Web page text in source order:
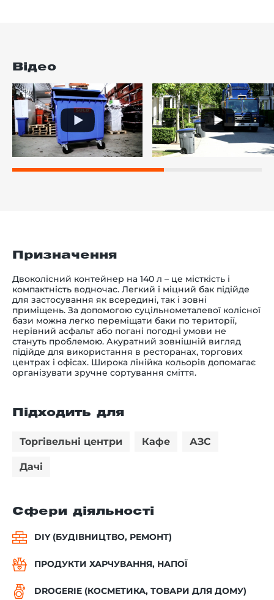
Відео
Призначення
Двоколісний контейнер на 140 л – це місткість і
компактність водночас. Легкий і міцний бак підійде
для застосування як всередині, так і зовні
приміщень. За допомогою суцільнометалевої колісної
бази можна легко переміщати баки по території,
нерівний асфальт або погані погодні умови не
стануть проблемою. Акуратний зовнішній вигляд
підійде для використання в ресторанах, торгових
центрах і офісах. Широка лінійка кольорів допомагає
організувати зручне сортування сміття.
Підходить для
Торгівельні центри Кафе АЗС
Дачі
Сфери діяльності
DIY (БУДІВНИЦТВО, РЕМОНТ)
ПРОДУКТИ ХАРЧУВАННЯ, НАПОЇ
DROGERIE (КОСМЕТИКА, ТОВАРИ ДЛЯ ДОМУ)